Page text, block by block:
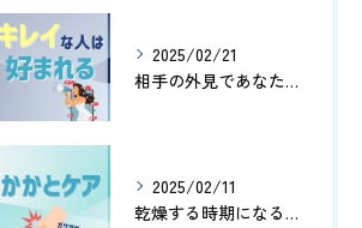
2025/02/21
相手の外見であなたはどこの部分を気にする傾向にありますか😊？
2025/02/11
乾燥する時期になると、かかとがガサガサしたりひび割れしたりし...